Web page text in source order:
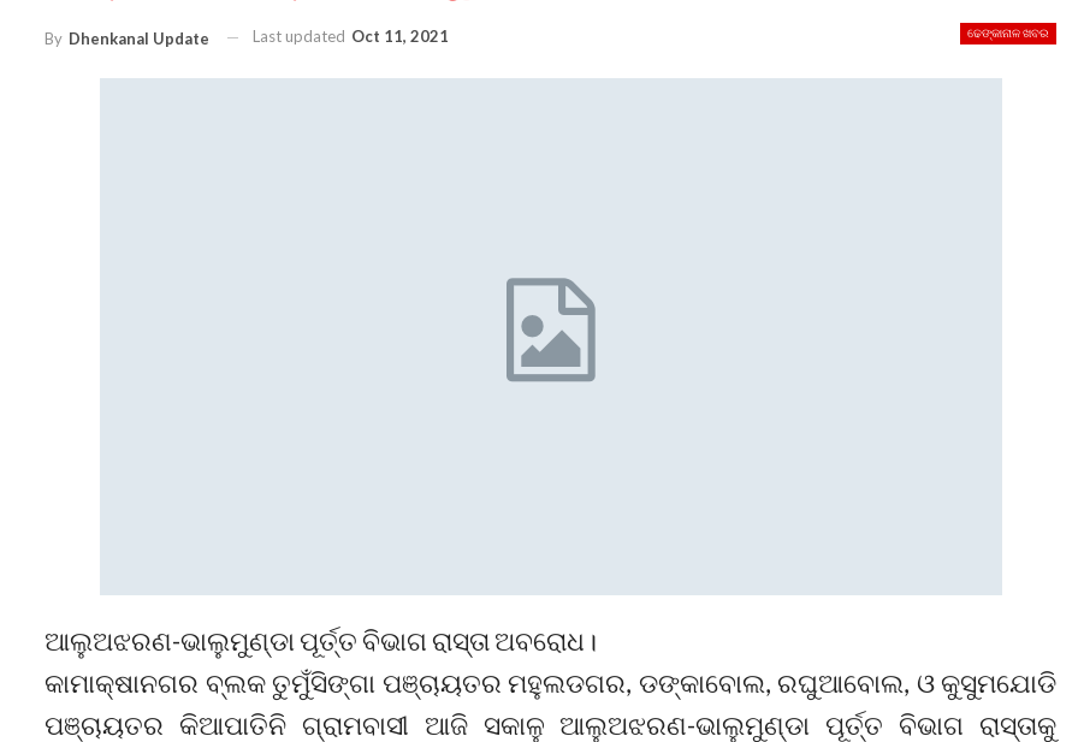
ଢେଙ୍କାନାଳ ଖବର
By Dhenkanal Update Last updated Oct 11, 2021
ଆଲୁଅଝରଣ-ଭାଲୁମୁଣ୍ଡା ପୂର୍ତ୍ତ ବିଭାଗ ରାସ୍ତା ଅବରୋଧ।
କାମାକ୍ଷାନଗର ବ୍ଲକ ତୁମୁଁସିଙ୍ଗା ପଞ୍ଚାୟତର ମହୁଲଡଗର, ଡଙ୍କାବୋଲ, ରଘୁଆବୋଲ, ଓ କୁସୁମଯୋଡି
ପଞ୍ଚାୟତର କିଆପାତିନି ଗ୍ରାମବାସୀ ଆଜି ସକାଳୁ ଆଲୁଅଝରଣ-ଭାଲୁମୁଣ୍ଡା ପୂର୍ତ୍ତ ବିଭାଗ ରାସ୍ତାକୁ